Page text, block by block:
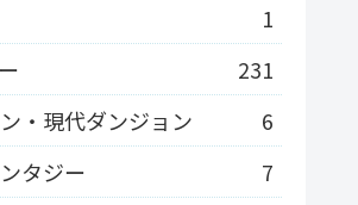
1
231
・現代ダンジョン
6
タジー
7